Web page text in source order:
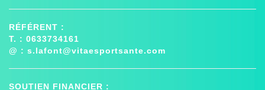
RÉFÉRENT :
T. : 0633734161
@ : s.lafont@vitaesportsante.com
SOUTIEN FINANCIER :